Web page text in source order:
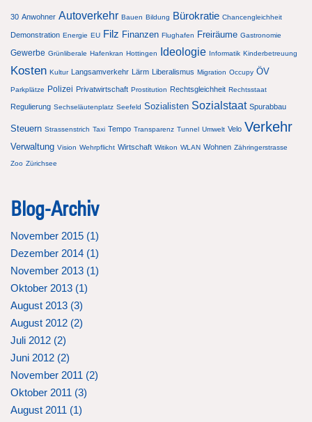
30 Anwohner Autoverkehr Bauen Bildung Bürokratie Chancengleichheit
Demonstration Energie EU Filz Finanzen Flughafen Freiräume Gastronomie
Gewerbe Grünliberale Hafenkran Hottingen Ideologie Informatik Kinderbetreuung
Kosten Kultur Langsamverkehr Lärm Liberalismus Migration Occupy ÖV
Parkplätze Polizei Privatwirtschaft Prostitution Rechtsgleichheit Rechtsstaat
Regulierung Sechseläutenplatz Seefeld Sozialisten Sozialstaat Spurabbau
Steuern Strassenstrich Taxi Tempo Transparenz Tunnel Umwelt Velo Verkehr
Verwaltung Vision Wehrpflicht Wirtschaft Witikon WLAN Wohnen Zähringerstrasse
Zoo Zürichsee
Blog-Archiv
November 2015 (1)
Dezember 2014 (1)
November 2013 (1)
Oktober 2013 (1)
August 2013 (3)
August 2012 (2)
Juli 2012 (2)
Juni 2012 (2)
November 2011 (2)
Oktober 2011 (3)
August 2011 (1)